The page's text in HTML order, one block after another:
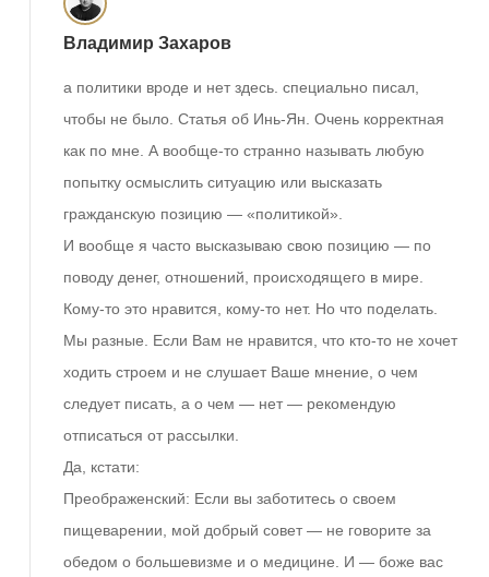
Владимир Захаров
а политики вроде и нет здесь. специально писал,
чтобы не было. Статья об Инь-Ян. Очень корректная
как по мне. А вообще-то странно называть любую
попытку осмыслить ситуацию или высказать
гражданскую позицию — «политикой».
И вообще я часто высказываю свою позицию — по
поводу денег, отношений, происходящего в мире.
Кому-то это нравится, кому-то нет. Но что поделать.
Мы разные. Если Вам не нравится, что кто-то не хочет
ходить строем и не слушает Ваше мнение, о чем
следует писать, а о чем — нет — рекомендую
отписаться от рассылки.
Да, кстати:
Преображенский: Если вы заботитесь о своем
пищеварении, мой добрый совет — не говорите за
обедом о большевизме и о медицине. И — боже вас